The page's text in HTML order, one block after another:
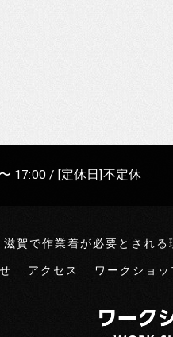
17:00 / [定休日]不定休
滋賀で作業着が必要とされる
アクセス ワークショッ